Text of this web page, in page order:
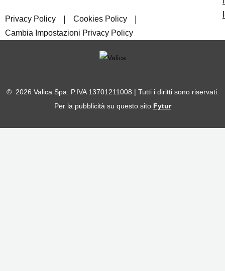
Privacy Policy | Cookies Policy |
Cambia Impostazioni Privacy Policy
© 2026 Valica Spa. P.IVA 13701211008 | Tutti i diritti sono riservati.
Per la pubblicità su questo sito Fytur